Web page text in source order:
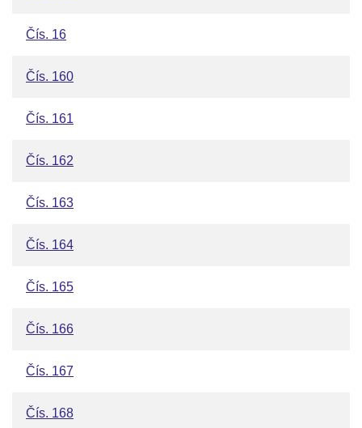
Čís. 16
Čís. 160
Čís. 161
Čís. 162
Čís. 163
Čís. 164
Čís. 165
Čís. 166
Čís. 167
Čís. 168